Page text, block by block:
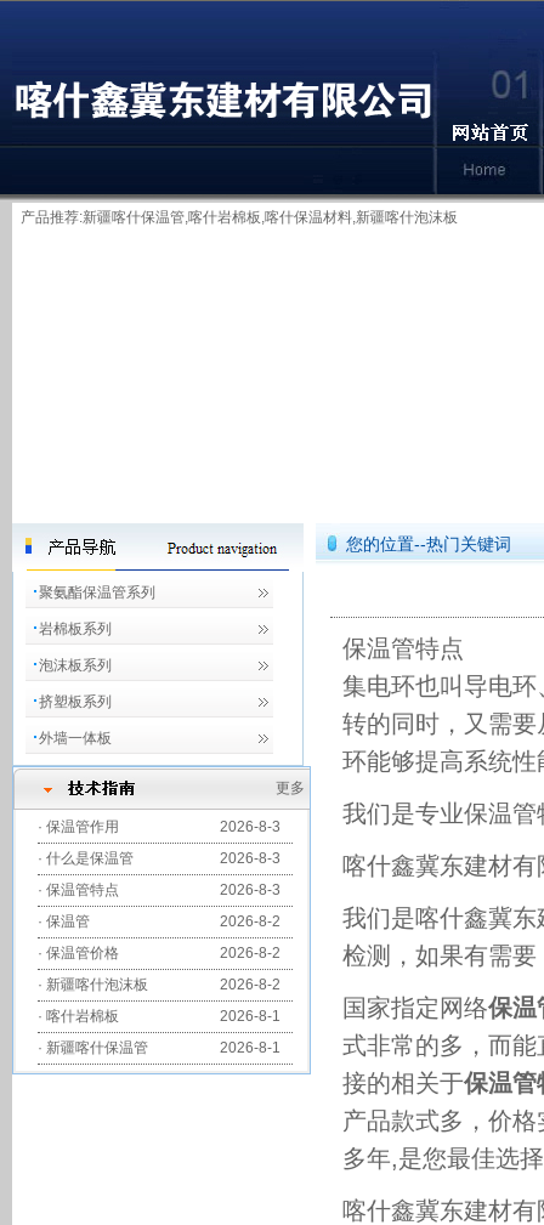
产品推荐:新疆喀什保温管,喀什岩棉板,喀什保温材料,新疆喀什泡沫板
聚氨酯保温管系列
岩棉板系列
泡沫板系列
挤塑板系列
外墙一体板
更多
· 保温管作用
2026-8-3
· 什么是保温管
2026-8-3
· 保温管特点
2026-8-3
· 保温管
2026-8-2
· 保温管价格
2026-8-2
· 新疆喀什泡沫板
2026-8-2
· 喀什岩棉板
2026-8-1
· 新疆喀什保温管 2026-8-1
您的位置--热门关键词
保温管特点
集电环也叫导电
转的同时，又需
环能够提高系统
我们是专业保温管
喀什鑫冀东建材有
我们是喀什鑫冀
检测，如果有需
国家指定网络保温
式非常的多，而
接的相关于保温管
产品款式多，价
多年,是您最佳选
喀什鑫冀东建材有